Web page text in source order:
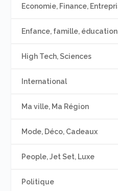
Economie, Finance,
Enfance, famille, éducation
High Tech, Sciences
International
Ma ville, Ma Région
Mode, Déco, Cadeaux
People, Jet Set, Luxe
Politique